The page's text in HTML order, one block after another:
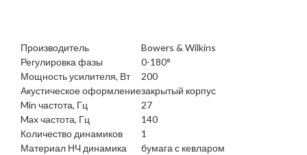
Производитель
Bowers & Wilkins
Регулировка фазы
0-180°
Мощность усилителя, Вт
200
Акустическое оформлениезакрытый корпус
Min частота, Гц
27
Max частота, Гц
140
Количество динамиков
1
Материал НЧ динамика
бумага с кевларом